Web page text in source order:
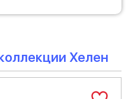
Хелен